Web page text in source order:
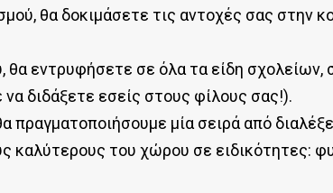
θα δοκιμάσετε τις αντοχές σας στην
εντρυφήσετε σε όλα τα είδη σχολείων,
διδάξετε εσείς στους φίλους σας!).
πραγματοποιήσουμε μία σειρά από
καλύτερους του χώρου σε ειδικότητες: